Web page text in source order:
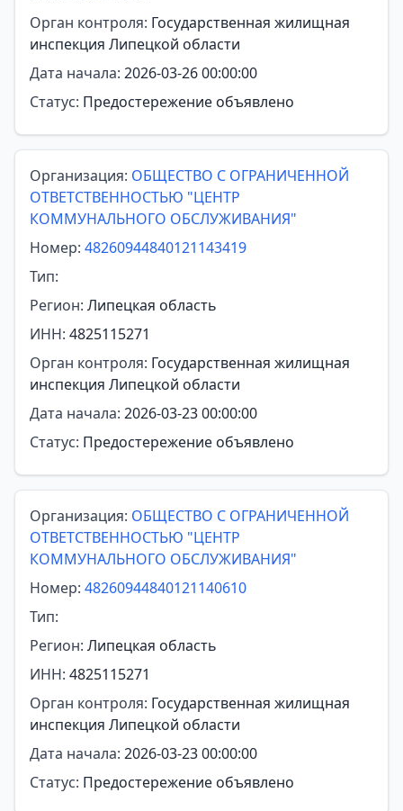
Орган контроля: Государственная жилищная
инспекция Липецкой области
Дата начала: 2026-03-26 00:00:00
Статус: Предостережение объявлено
Организация: ОБЩЕСТВО С ОГРАНИЧЕННОЙ
ОТВЕТСТВЕННОСТЬЮ "ЦЕНТР
КОММУНАЛЬНОГО ОБСЛУЖИВАНИЯ"
Номер: 48260944840121143419
Тип:
Регион: Липецкая область
ИНН: 4825115271
Орган контроля: Государственная жилищная
инспекция Липецкой области
Дата начала: 2026-03-23 00:00:00
Статус: Предостережение объявлено
Организация: ОБЩЕСТВО С ОГРАНИЧЕННОЙ
ОТВЕТСТВЕННОСТЬЮ "ЦЕНТР
КОММУНАЛЬНОГО ОБСЛУЖИВАНИЯ"
Номер: 48260944840121140610
Тип:
Регион: Липецкая область
ИНН: 4825115271
Орган контроля: Государственная жилищная
инспекция Липецкой области
Дата начала: 2026-03-23 00:00:00
Статус: Предостережение объявлено